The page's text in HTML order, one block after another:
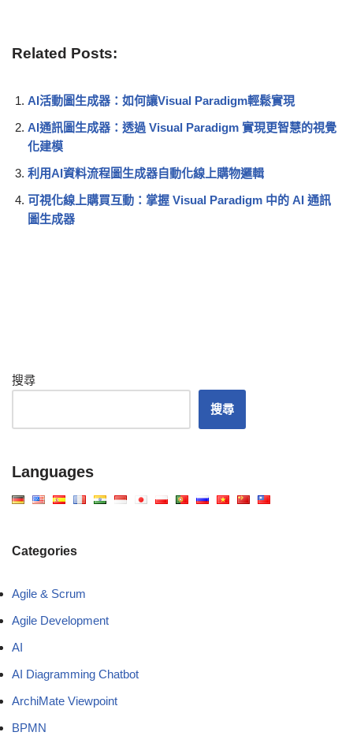
Related Posts:
AI活動圖生成器：如何讓Visual Paradigm輕鬆實現
AI通訊圖生成器：透過 Visual Paradigm 實現更智慧的視覺
化建模
利用AI資料流程圖生成器自動化線上購物邏輯
可視化線上購買互動：掌握 Visual Paradigm 中的 AI 通訊
圖生成器
搜尋
搜尋
Languages
Categories
Agile & Scrum
Agile Development
AI
AI Diagramming Chatbot
ArchiMate Viewpoint
BPMN